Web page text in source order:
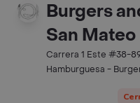
Burgers
San Mateo
Carrera 1 Este #38-
Hamburguesa -